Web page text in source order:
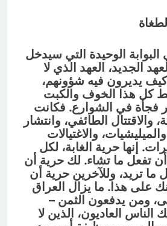
الوحيدة التي سيدخل
الجديد، العهد الذي لا
يديرون فيه شؤونهم،
كل هذا الخوف والكبت
فجأة في الشوارع. فكانت
والاقتتال الطائفي، وانتشار
والاغتيالات
إنها حرية الغابة، لكل
تفعل ما تشاء. لك حرية أن
ما تريد، وللآخرين حرية أن
على هذا. ما يزال العراق
ومن يدفعون الثمن –
الناس العاديون، الذين لا